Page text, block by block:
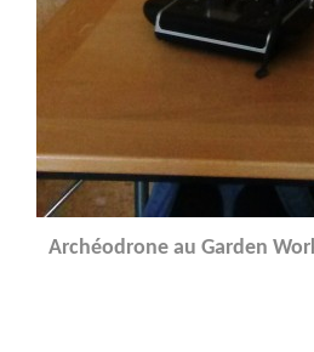
Archéodrone au Garden